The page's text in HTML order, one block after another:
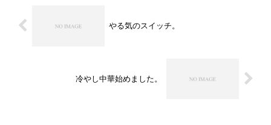
やる気のスイッチ。
冷やし中華始めました。